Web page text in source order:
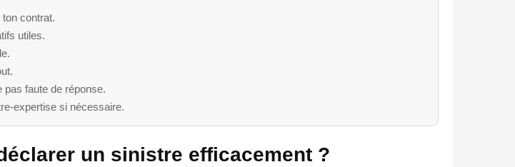
contrat.
utiles.
pas faute de réponse.
expertise si nécessaire.
un sinistre efficacement ?